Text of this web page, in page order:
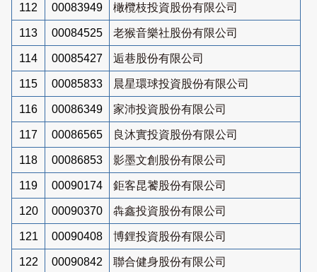
112 00083949 橄欖枝投資股份有限公司
113 00084525 老猴音樂社股份有限公司
114 00085427 逅巷股份有限公司
115 00085833 晨星環球投資股份有限公司
116 00086349 家沛投資股份有限公司
117 00086565 良沐實投資股份有限公司
118 00086853 影墨文創股份有限公司
119 00090174 鉅客昆饕股份有限公司
120 00090370 犇鑫投資股份有限公司
121 00090408 博鋰投資股份有限公司
122 00090842 聯合健身股份有限公司